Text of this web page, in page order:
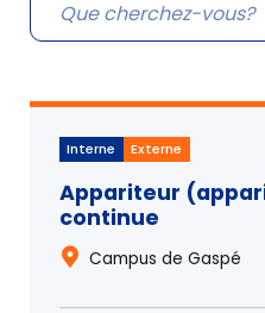
Interne Externe
Appariteur
continue
Campus de Gaspé